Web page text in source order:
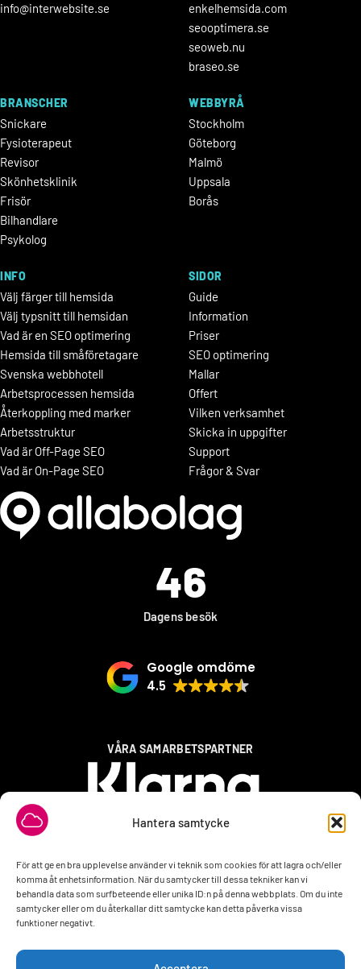
Hantera samtycke
För att ge en bra upplevelse använder vi teknik som cookies för att lagra och/eller
komma åt enhetsinformation. När du samtycker till dessa tekniker kan vi
behandla data som surfbeteende eller unika ID:n på denna webbplats. Om du inte
samtycker eller om du återkallar ditt samtycke kan detta påverka vissa
funktioner negativt.
info@interwebsite.se
enkelhemsida.com
seooptimera.se
seoweb.nu
braseo.se
BRANSCHER
Snickare
Fysioterapeut
Revisor
Skönhetsklinik
Frisör
Bilhandlare
Psykolog
WEBBYRÅ
Stockholm
Göteborg
Malmö
Uppsala
Borås
INFO
Välj färger till hemsida
Välj typsnitt till hemsidan
Vad är en SEO optimering
Hemsida till småföretagare
Svenska webbhotell
Arbetsprocessen hemsida
Återkoppling med marker
Arbetsstruktur
Vad är Off-Page SEO
Vad är On-Page SEO
SIDOR
Guide
Information
Priser
SEO optimering
Mallar
Offert
Vilken verksamhet
Skicka in uppgifter
Support
Frågor & Svar
46
Dagens besök
Google omdöme
4.5
VÅRA SAMARBETSPARTNER